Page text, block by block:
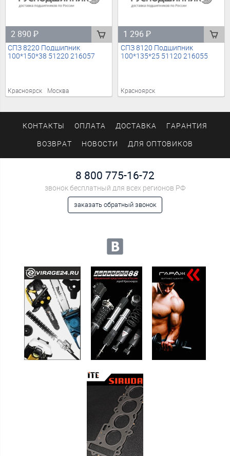
2 890₽
СПЗ 8220 Подшипник
100*150*38 51220 216057
Красноярск Москва
1 296₽
СПЗ 8120 Подшипник
100*135*25 51120 216055
Красноярск
КОНТАКТЫ ОПЛАТА ДОСТАВКА ГАРАНТИЯ
ВОЗВРАТ НОВОСТИ ДЛЯ ОПТОВИКОВ
8 800 775-16-72
звонок бесплатный для всех регионов РФ
заказать обратный звонок